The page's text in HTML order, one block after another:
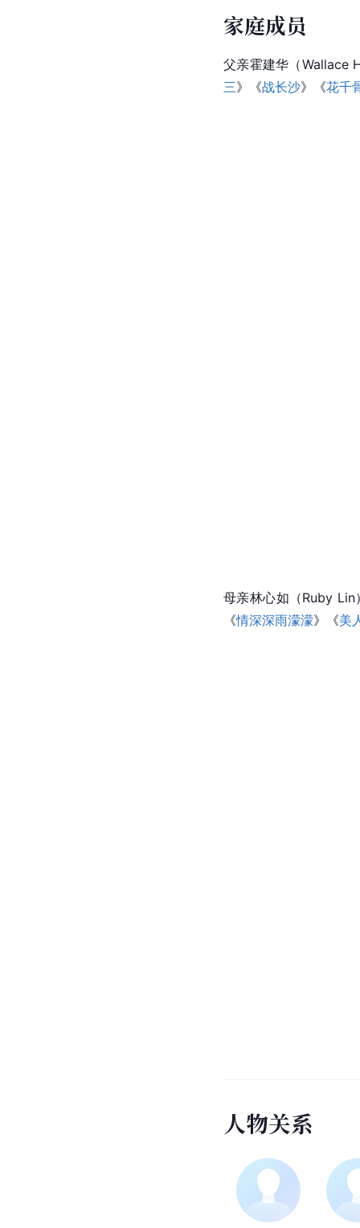
家庭成员
父亲霍建华 （Wallace
三》《战长沙》《花千
母亲林心如 （Ruby
《情深深雨濛濛》《美
人物关系